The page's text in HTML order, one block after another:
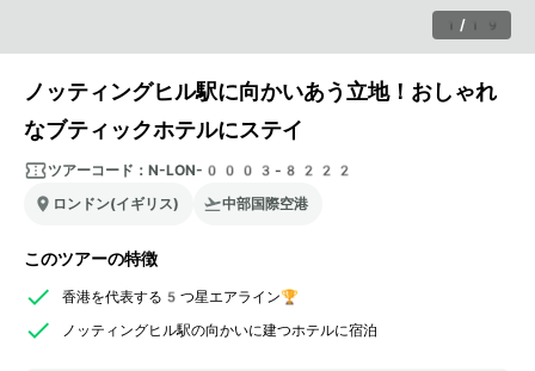
1 / 19
ノッティングヒル駅に向かいあう立地！おしゃれ
なブティックホテルにステイ
ツアーコード： N-LON-0003-8222
ロンドン(イギリス)
中部国際空港
このツアーの特徴
香港を代表する5つ星エアライン🏆
ノッティングヒル駅の向かいに建つホテルに宿泊